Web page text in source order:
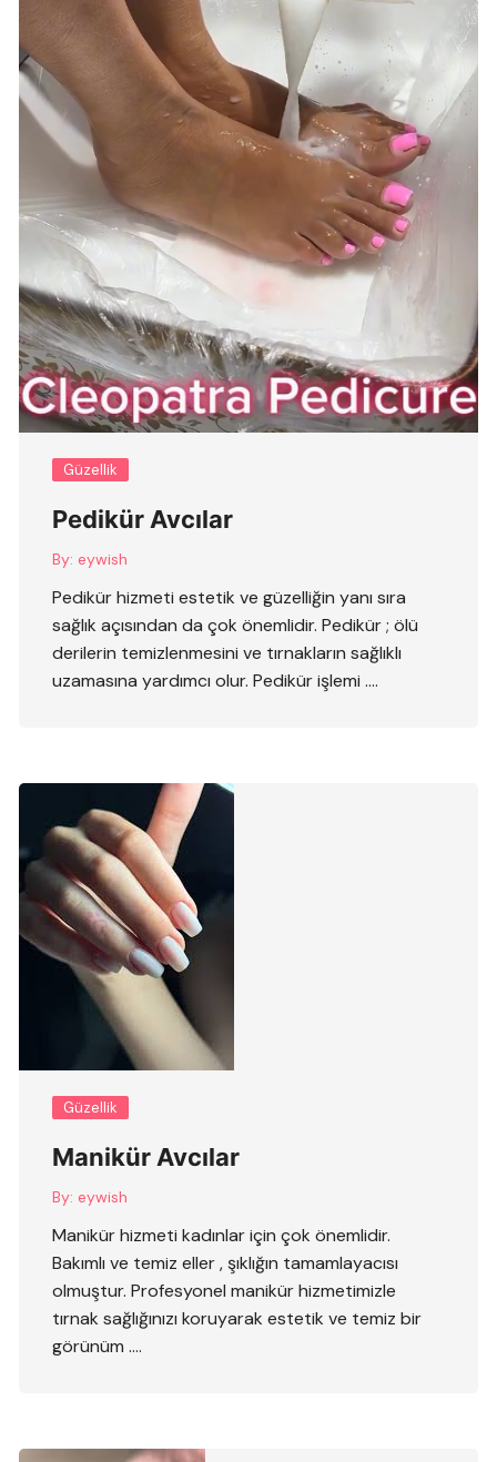
Güzellik
Pedikür Avcılar
By: eywish
Pedikür hizmeti estetik ve güzelliğin yanı sıra
sağlık açısından da çok önemlidir. Pedikür ; ölü
derilerin temizlenmesini ve tırnakların sağlıklı
uzamasına yardımcı olur. Pedikür işlemi ….
Güzellik
Manikür Avcılar
By: eywish
Manikür hizmeti kadınlar için çok önemlidir.
Bakımlı ve temiz eller , şıklığın tamamlayacısı
olmuştur. Profesyonel manikür hizmetimizle
tırnak sağlığınızı koruyarak estetik ve temiz bir
görünüm ….